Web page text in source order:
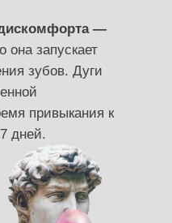
—
она запускает
зубов. Дуги
привыкания к
дней.